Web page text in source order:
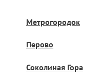
Метрогородок
Перово
Соколиная Гора